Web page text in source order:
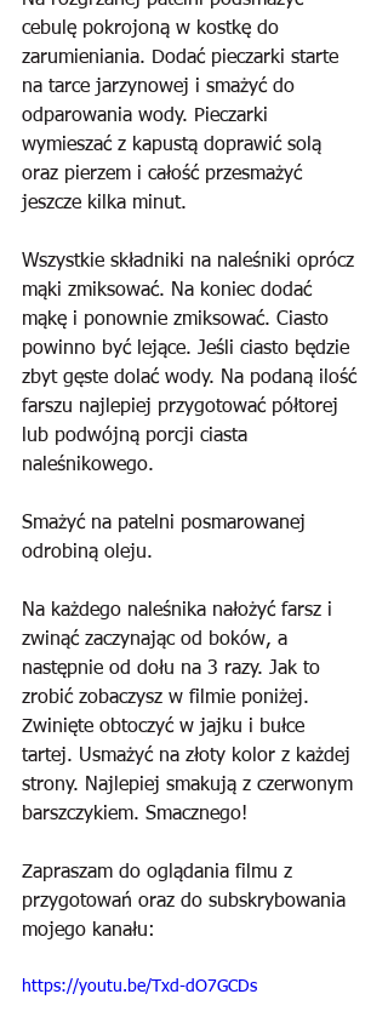
cebulę pokrojoną w kostkę do
zarumieniania. Dodać pieczarki starte
na tarce jarzynowej i smażyć do
odparowania wody. Pieczarki
wymieszać z kapustą doprawić solą
oraz pierzem i całość przesmażyć
jeszcze kilka minut.
Wszystkie składniki na naleśniki oprócz
mąki zmiksować. Na koniec dodać
mąkę i ponownie zmiksować. Ciasto
powinno być lejące. Jeśli ciasto będzie
zbyt gęste dolać wody. Na podaną ilość
farszu najlepiej przygotować półtorej
lub podwójną porcji ciasta
naleśnikowego.
Smażyć na patelni posmarowanej
odrobiną oleju.
Na każdego naleśnika nałożyć farsz i
zwinąć zaczynając od boków, a
następnie od dołu na 3 razy. Jak to
zrobić zobaczysz w filmie poniżej.
Zwinięte obtoczyć w jajku i bułce
tartej. Usmażyć na złoty kolor z każdej
strony. Najlepiej smakują z czerwonym
barszczykiem. Smacznego!
Zapraszam do oglądania filmu z
przygotowań oraz do subskrybowania
mojego kanału:
https://youtu.be/Txd-dO7GCDs